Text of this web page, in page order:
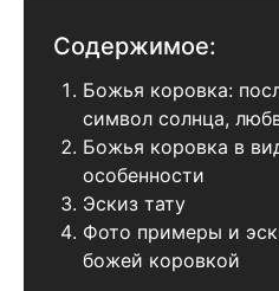
Содержимое:
Божья коровка:
символ солнца,
Божья коровка в
особенности
Эскиз тату
Фото примеры и
божей коровкой